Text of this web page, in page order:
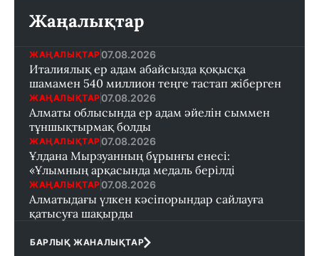
Жаңалықтар
ЖАҢАЛЫҚТАР 07.08.2026
Италиялық ер адам абайсызда қоқысқа
шамамен 540 миллион теңге тастап жіберген
ЖАҢАЛЫҚТАР 07.08.2026
Алматы облысында ер адам әйелін сыммен
тұншықтырмақ болды
ЖАҢАЛЫҚТАР 07.08.2026
Ұлдана Мырзуанның бұрынғы енесі:
«Ұлымның арқасында медаль берілді
ЖАҢАЛЫҚТАР 07.08.2026
Алматыдағы үлкен кәсіпорындар сайлауға
қатысуға шақырды
БАРЛЫҚ ЖАНАЛЫҚТАР